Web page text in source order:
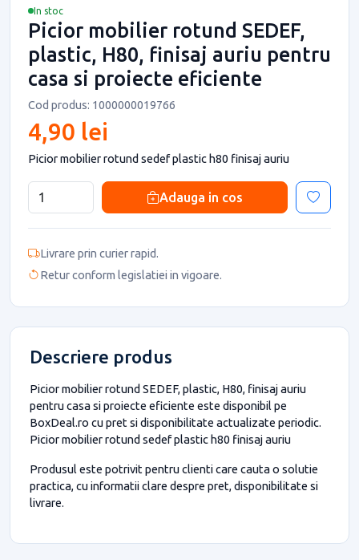
In stoc
Picior mobilier rotund SEDEF,
plastic, H80, finisaj auriu pentru
casa si proiecte eficiente
Cod produs: 1000000019766
4,90 lei
Picior mobilier rotund sedef plastic h80 finisaj auriu
Adauga in cos
Livrare prin curier rapid.
Retur conform legislatiei in vigoare.
Descriere produs
Picior mobilier rotund SEDEF, plastic, H80, finisaj auriu
pentru casa si proiecte eficiente este disponibil pe
BoxDeal.ro cu pret si disponibilitate actualizate periodic.
Picior mobilier rotund sedef plastic h80 finisaj auriu
Produsul este potrivit pentru clienti care cauta o solutie
practica, cu informatii clare despre pret, disponibilitate si
livrare.